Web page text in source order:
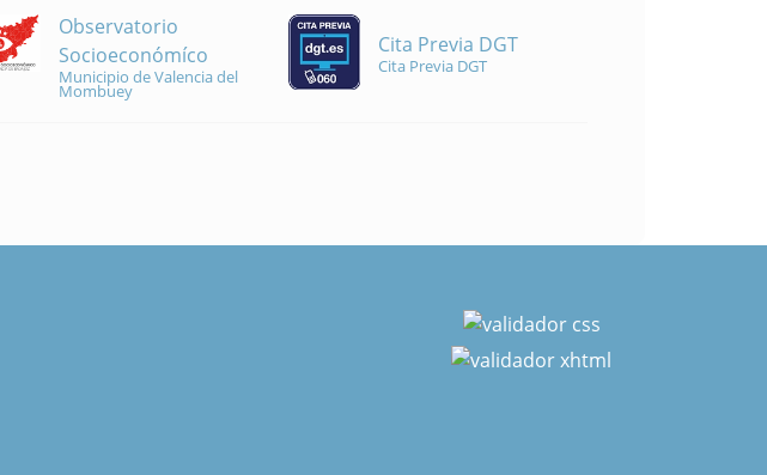
Observatorio
Socioeconómíco
Municipio de Valencia del
Mombuey
Cita Previa DGT
Cita Previa DGT